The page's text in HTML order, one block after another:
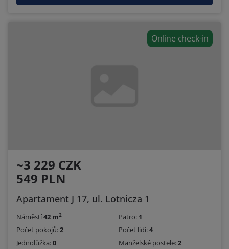
Online check-in
~3 229 CZK
549 PLN
Apartament J 17, ul. Lotnicza 1
Náměstí42 m2 Patro: 1
Počet pokojů:2 Počet lidí:4
Jednolůžka:0 Manželské postele:2